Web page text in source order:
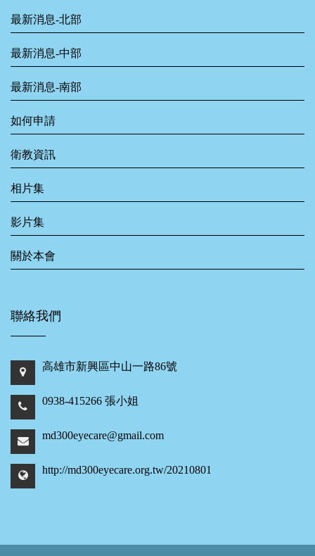
最新消息-北部
最新消息-中部
最新消息-南部
如何申請
衛教資訊
相片集
影片集
關於本會
聯絡我們
高雄市新興區中山一路86號
0938-415266 張小姐
md300eyecare@gmail.com
http://md300eyecare.org.tw/20210801